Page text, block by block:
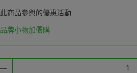
此商品參與的優惠活動
品牌小物加價購